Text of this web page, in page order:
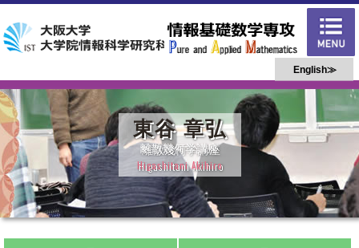
English≫
東谷 章弘
離散幾何学講座
Higashitani Akihiro